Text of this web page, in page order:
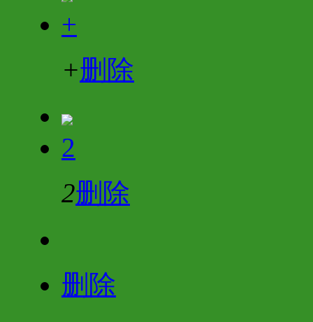
+
+删除
2
2删除
删除